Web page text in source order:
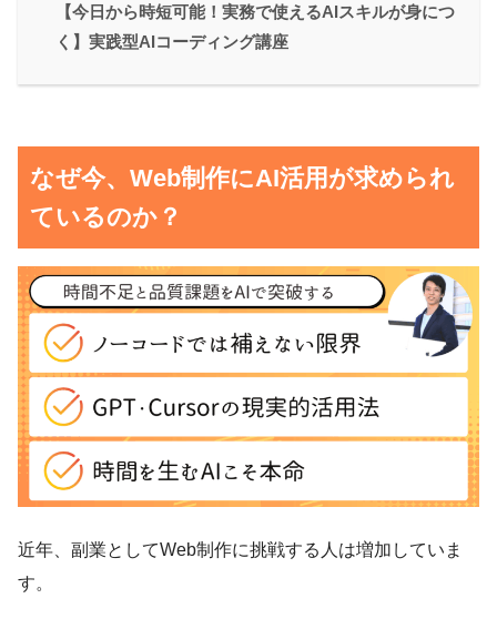
【今日から時短可能！実務で使えるAIスキルが身につ
く】実践型AIコーディング講座
なぜ今、Web制作にAI活用が求められ
ているのか？
近年、副業としてWeb制作に挑戦する人は増加していま
す。